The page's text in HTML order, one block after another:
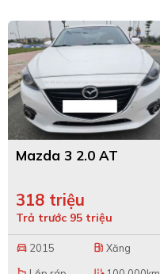
Mazda 3 2.0 AT
318 triệu
Trả trước 95 triệu
directions_car 2015 local_gas_station Xăng